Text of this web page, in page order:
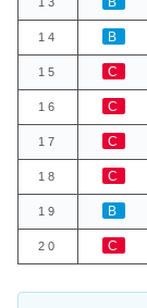
14 B
15 C
16 C
17 C
18 C
19 B
20 C